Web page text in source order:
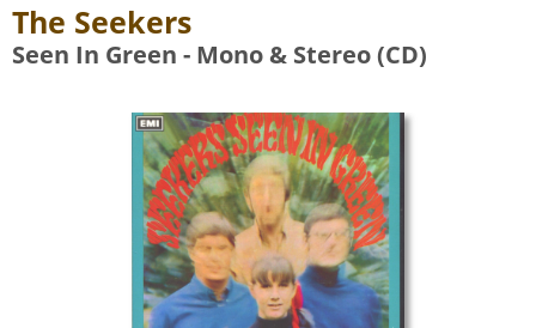
The Seekers
Seen In Green - Mono & Stereo (CD)